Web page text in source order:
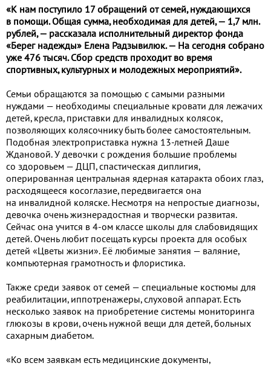
«К нам поступило 17 обращений от семей, нуждающихся
в помощи. Общая сумма, необходимая для детей, — 1,7 млн.
рублей, — рассказала исполнительный директор фонда
«Берег надежды» Елена Радзывилюк. — На сегодня собрано
уже 476 тысяч. Сбор средств проходит во время
спортивных, культурных и молодежных мероприятий».
Семьи обращаются за помощью с самыми разными
нуждами — необходимы специальные кровати для лежачих
детей, кресла, приставки для инвалидных колясок,
позволяющих колясочнику быть более самостоятельным.
Подобная электроприставка нужна 13-летней Даше
Ждановой. У девочки с рождения большие проблемы
со здоровьем — ДЦП, спастическая диплигия,
оперированная центральная ядерная катаракта обоих глаз,
расходящееся косоглазие, передвигается она
на инвалидной коляске. Несмотря на непростые диагнозы,
девочка очень жизнерадостная и творчески развитая.
Сейчас она учится в 4-ом классе школы для слабовидящих
детей. Очень любит посещать курсы проекта для особых
детей «Цветы жизни». Её любимые занятия — валяние,
компьютерная грамотность и флористика.
Также среди заявок от семей — специальные костюмы для
реабилитации, иппотренажеры, слуховой аппарат. Есть
несколько заявок на приобретение системы мониторинга
глюкозы в крови, очень нужной вещи для детей, больных
сахарным диабетом.
«Ко всем заявкам есть медицинские документы,